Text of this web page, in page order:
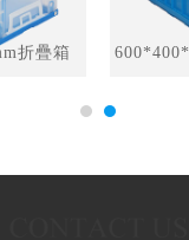
折疊箱